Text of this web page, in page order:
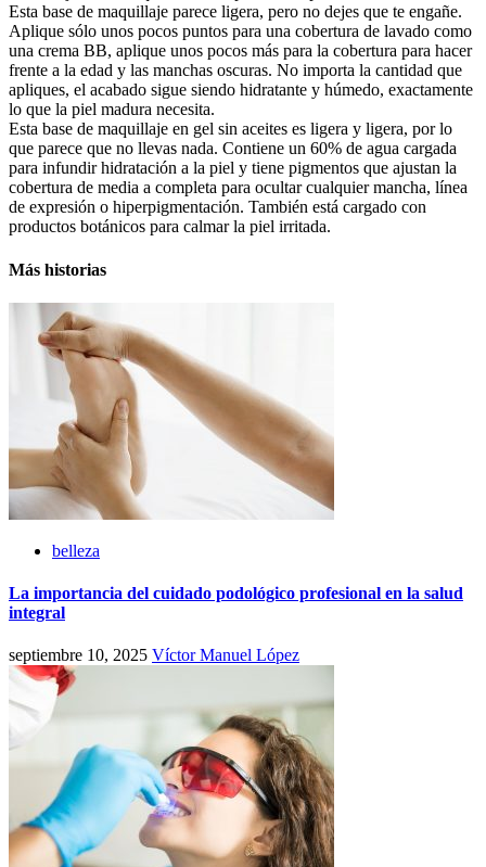
Esta base de maquillaje parece ligera, pero no dejes que te engañe.
Aplique sólo unos pocos puntos para una cobertura de lavado como
una crema BB, aplique unos pocos más para la cobertura para hacer
frente a la edad y las manchas oscuras. No importa la cantidad que
apliques, el acabado sigue siendo hidratante y húmedo, exactamente
lo que la piel madura necesita.
Esta base de maquillaje en gel sin aceites es ligera y ligera, por lo
que parece que no llevas nada. Contiene un 60% de agua cargada
para infundir hidratación a la piel y tiene pigmentos que ajustan la
cobertura de media a completa para ocultar cualquier mancha, línea
de expresión o hiperpigmentación. También está cargado con
productos botánicos para calmar la piel irritada.
Más historias
belleza
La importancia del cuidado podológico profesional en la salud
integral
septiembre 10, 2025 Víctor Manuel López